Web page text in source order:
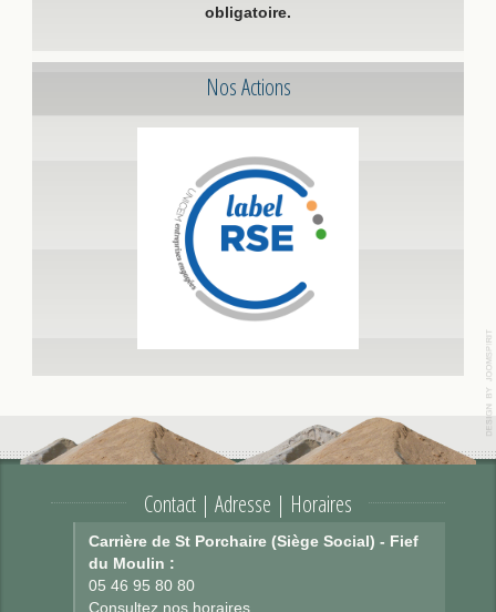
obligatoire.
Nos Actions
Contact | Adresse | Horaires
Carrière de St Porchaire (Siège Social) - Fief
du Moulin :
05 46 95 80 80
Consultez nos horaires